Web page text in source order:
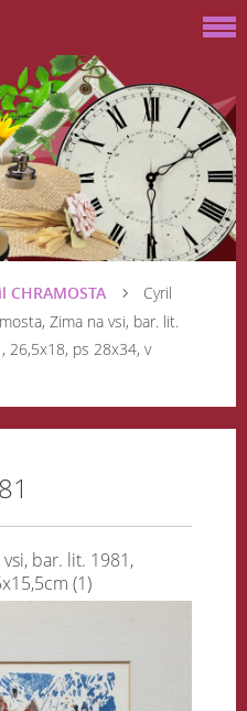
CHRAMOSTA
Cyril
Zima na vsi, bar. lit.
26,5x18, ps 28x34, v
bar. lit. 1981,
(1)